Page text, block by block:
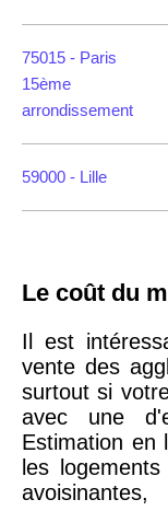
75015 - Paris
15ème
arrondissement
59000 - Lille
18ème
arrondissement
75020 -
Paris
20ème
arrondissement
Le coût du
Il est
vente des
surtout si
avec une
Estimation en
les
avoisinantes,